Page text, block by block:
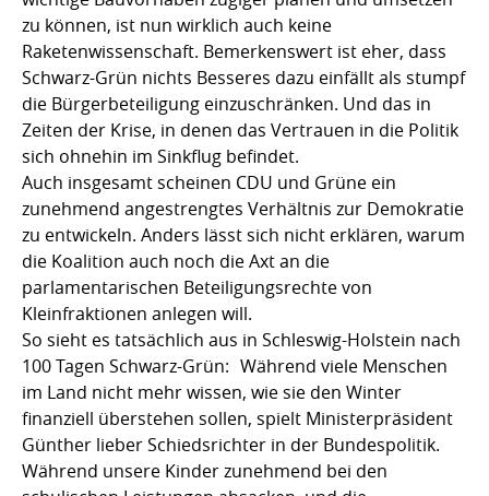
zu können, ist nun wirklich auch keine
Raketenwissenschaft. Bemerkenswert ist eher, dass
Schwarz-Grün nichts Besseres dazu einfällt als stumpf
die Bürgerbeteiligung einzuschränken. Und das in
Zeiten der Krise, in denen das Vertrauen in die Politik
sich ohnehin im Sinkflug befindet.
Auch insgesamt scheinen CDU und Grüne ein
zunehmend angestrengtes Verhältnis zur Demokratie
zu entwickeln. Anders lässt sich nicht erklären, warum
die Koalition auch noch die Axt an die
parlamentarischen Beteiligungsrechte von
Kleinfraktionen anlegen will.
So sieht es tatsächlich aus in Schleswig-Holstein nach
100 Tagen Schwarz-Grün: Während viele Menschen
im Land nicht mehr wissen, wie sie den Winter
finanziell überstehen sollen, spielt Ministerpräsident
Günther lieber Schiedsrichter in der Bundespolitik.
Während unsere Kinder zunehmend bei den